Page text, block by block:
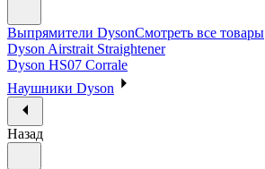
Выпрямители DysonСмотреть все товары
Dyson Airstrait Straightener
Dyson HS07 Corrale
Наушники Dyson
Назад